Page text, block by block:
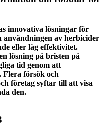
innovativa lösningar för
användningen av herbicider
eller låg effektivitet.
lösning på bristen på
tid genom att
Flera försök och
företag syftar till att visa
den.